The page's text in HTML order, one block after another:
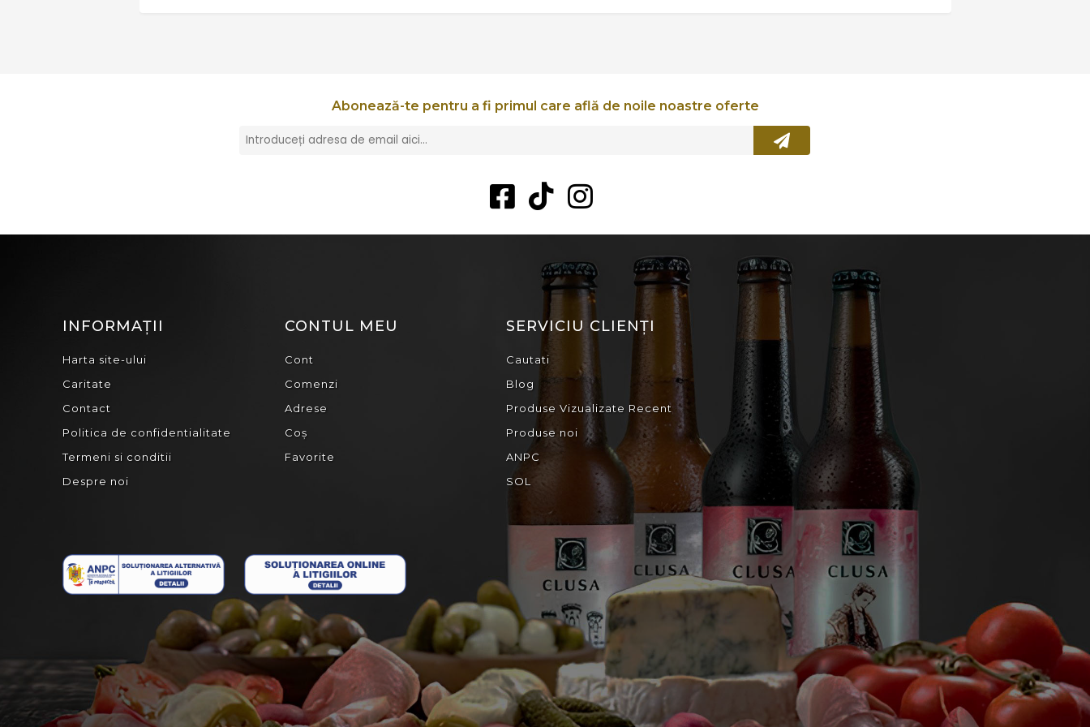
Abonează-te pentru a fi primul care află de noile noastre oferte
INFORMAȚII
Harta site-ului
Caritate
Contact
Politica de confidentialitate
Termeni si conditii
Despre noi
CONTUL MEU
Cont
Comenzi
Adrese
Coș
Favorite
SERVICIU CLIENȚI
Cautati
Blog
Produse Vizualizate Recent
Produse noi
ANPC
SOL